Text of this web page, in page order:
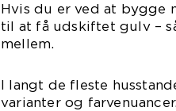
Hvis du er ved at bygge
til at få udskiftet gulv –
I langt de fleste
varianter og